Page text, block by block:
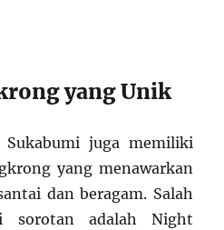
yang Unik
juga memiliki
yang menawarkan
dan beragam. Salah
sorotan adalah Night